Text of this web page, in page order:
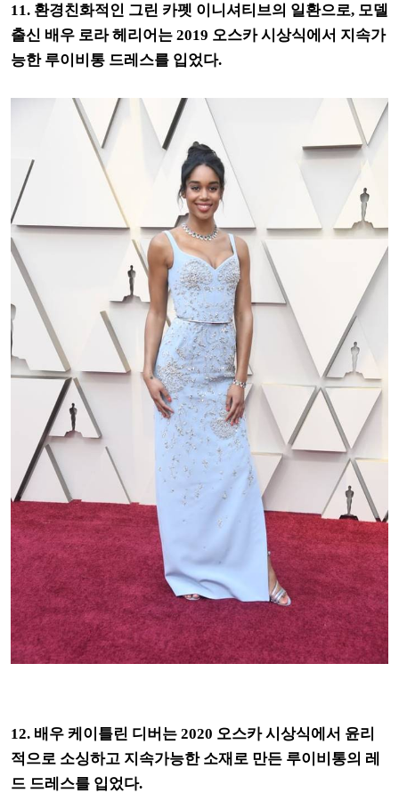
11. 환경친화적인 그린 카펫 이니셔티브의 일환으로, 모델
출신 배우 로라 헤리어는 2019 오스카 시상식에서 지속가
능한 루이비통 드레스를 입었다.
12. 배우 케이틀린 디버는 2020 오스카 시상식에서 윤리
적으로 소싱하고 지속가능한 소재로 만든 루이비통의 레
드 드레스를 입었다.